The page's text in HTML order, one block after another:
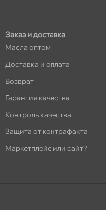
Заказ и доставка
Масла оптом
Доставка и оплата
озврат
Гарантия качества
Контроль качества
Защита от контрафакта
Маркетплейс или сайт?